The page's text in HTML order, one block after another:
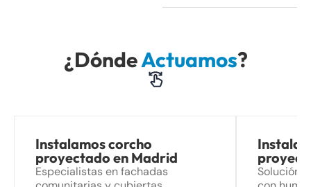
¿DóndeActuamos?
Instalamos corcho
proyectado en Madrid
Especialistas en fachadas
Solución